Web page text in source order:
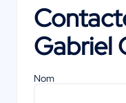
Gabriel
Nom